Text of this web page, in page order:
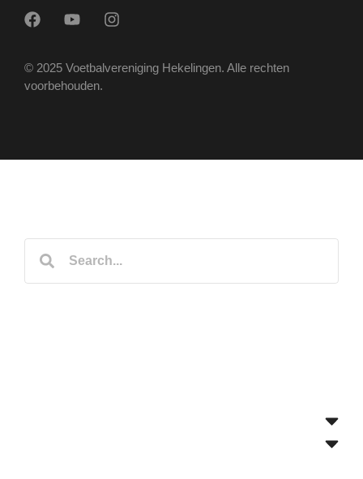
© 2025 Voetbalvereniging Hekelingen. Alle rechten
voorbehouden.